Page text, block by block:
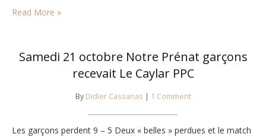
semble avoir retrouvé ses jambes de 20…
Read More »
Samedi 21 octobre Notre Prénat garçons
recevait Le Caylar PPC
By Didier Cassanas | 1 Comment
Les garçons perdent 9 – 5 Deux « belles » perdues et le match